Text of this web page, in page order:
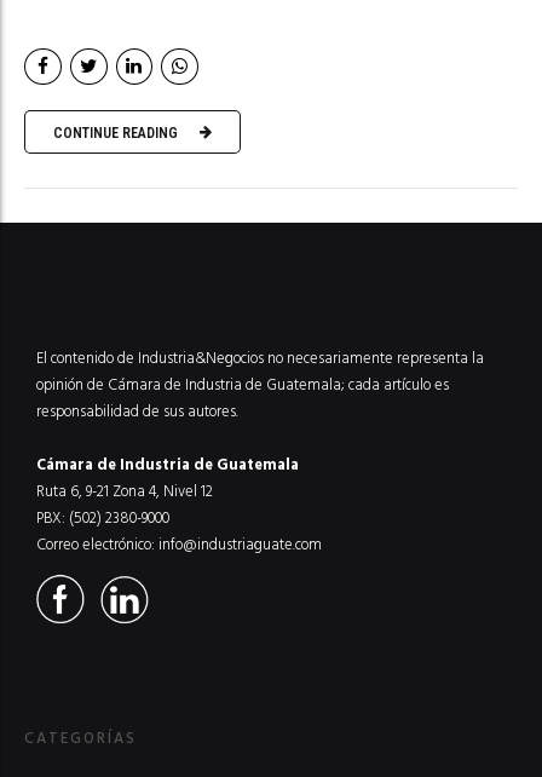
CONTINUE READING
El contenido de Industria&Negocios no necesariamente representa la
opinión de Cámara de Industria de Guatemala; cada artículo es
responsabilidad de sus autores.
Cámara de Industria de Guatemala
Ruta 6, 9-21 Zona 4, Nivel 12
PBX: (502) 2380-9000
Correo electrónico: info@industriaguate.com
CATEGORÍAS